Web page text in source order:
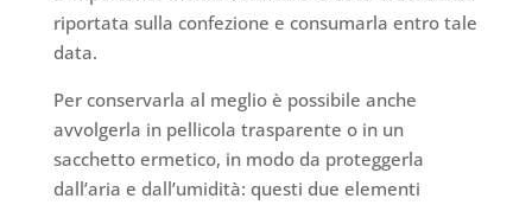
riportata sulla confezione e consumarla entro tale
data.
Per conservarla al meglio è possibile anche
avvolgerla in pellicola trasparente o in un
sacchetto ermetico, in modo da proteggerla
dall’aria e dall’umidità: questi due elementi